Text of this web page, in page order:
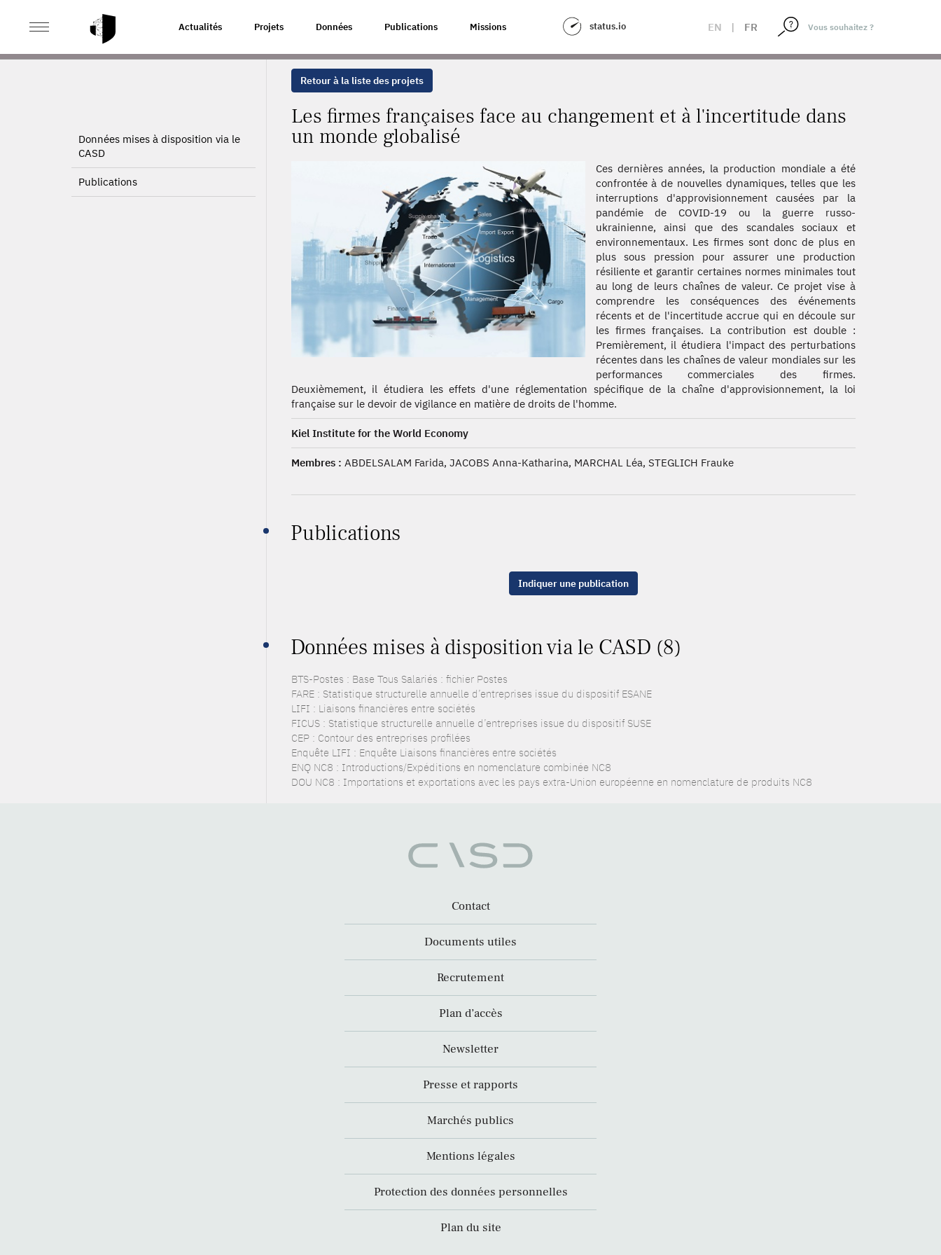
Actualités Projets Données Publications Missions status.io EN | FR
ACCUEIL LES FIRMES FRANÇAISES FACE AU CHANGEMENT ET À L'INCERTITUDE DANS UN MONDE GLOBALISÉ
Données mises à disposition via le
CASD
Publications
Retour à la liste des projets
Les firmes françaises face au changement et à l'incertitude dans
un monde globalisé
Ces dernières années, la production mondiale a été
confrontée à de nouvelles dynamiques, telles que les
interruptions d'approvisionnement causées par la
pandémie de COVID-19 ou la guerre russo-
ukrainienne, ainsi que des scandales sociaux et
environnementaux. Les firmes sont donc de plus en
plus sous pression pour assurer une production
résiliente et garantir certaines normes minimales tout
au long de leurs chaînes de valeur. Ce projet vise à
comprendre les conséquences des événements
récents et de l'incertitude accrue qui en découle sur
les firmes françaises. La contribution est double :
Premièrement, il étudiera l'impact des perturbations
récentes dans les chaînes de valeur mondiales sur les
performances commerciales des firmes.
Deuxièmement, il étudiera les effets d'une réglementation spécifique de la chaîne d'approvisionnement, la loi
française sur le devoir de vigilance en matière de droits de l'homme.
Kiel Institute for the World Economy
Membres : ABDELSALAM Farida, JACOBS Anna-Katharina, MARCHAL Léa, STEGLICH Frauke
Publications
Indiquer une publication
Données mises à disposition via le CASD (8)
BTS-Postes : Base Tous Salariés : fichier Postes
FARE : Statistique structurelle annuelle d’entreprises issue du dispositif ESANE
LIFI : Liaisons financières entre sociétés
FICUS : Statistique structurelle annuelle d’entreprises issue du dispositif SUSE
CEP : Contour des entreprises profilées
Enquête LIFI : Enquête Liaisons financières entre sociétés
ENQ NC8 : Introductions/Expéditions en nomenclature combinée NC8
DOU NC8 : Importations et exportations avec les pays extra-Union européenne en nomenclature de produits NC8
Contact
Documents utiles
Recrutement
Plan d’accès
Newsletter
Presse et rapports
Marchés publics
Mentions légales
Protection des données personnelles
Plan du site